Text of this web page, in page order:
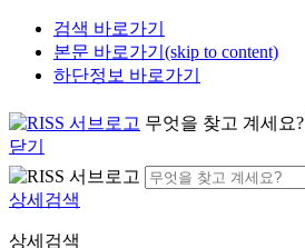
검색 바로가기
본문 바로가기(skip to content)
하단정보 바로가기
무엇을 찾고 계세요?
닫기
상세검색
상세검색